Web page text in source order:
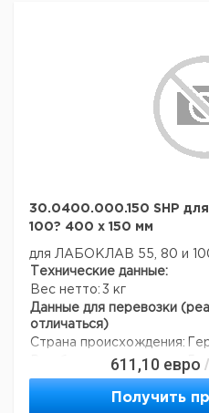
30.0400.000.150 SHP
100? 400 х 150 мм
для ЛАБОКЛАВ 55, 80 и
Технические данные:
Вес нетто: 3 кг
Данные для перевозки
отличаться)
Страна происхождения:
5 кг
611,10 евро /
Получить